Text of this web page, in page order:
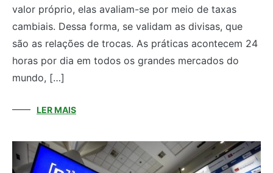
valor próprio, elas avaliam-se por meio de taxas
cambiais. Dessa forma, se validam as divisas, que
são as relações de trocas. As práticas acontecem 24
horas por dia em todos os grandes mercados do
mundo, […]
LER MAIS